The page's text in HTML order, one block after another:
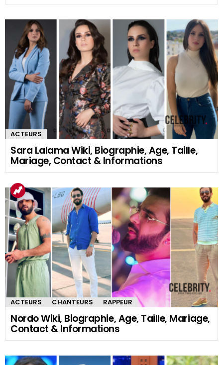
ACTEURS
Sara Lalama Wiki, Biographie, Age, Taille,
Mariage, Contact & Informations
ACTEURS CHANTEURS RAPPEUR
Nordo Wiki, Biographie, Age, Taille, Mariage,
Contact & Informations